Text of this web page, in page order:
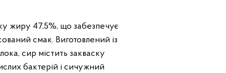
жиру 47,5%, що забезпечує
смак. Виготовлений із
сир містить закваску
бактерій і сичужний